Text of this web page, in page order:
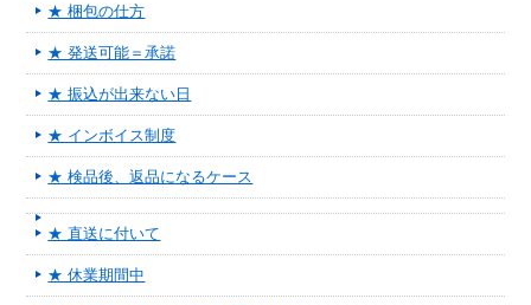
★ 梱包の仕方
★ 発送可能＝承諾
★ 振込が出来ない日
★ インボイス制度
★ 検品後、返品になるケース
★ 直送に付いて
★ 休業期間中